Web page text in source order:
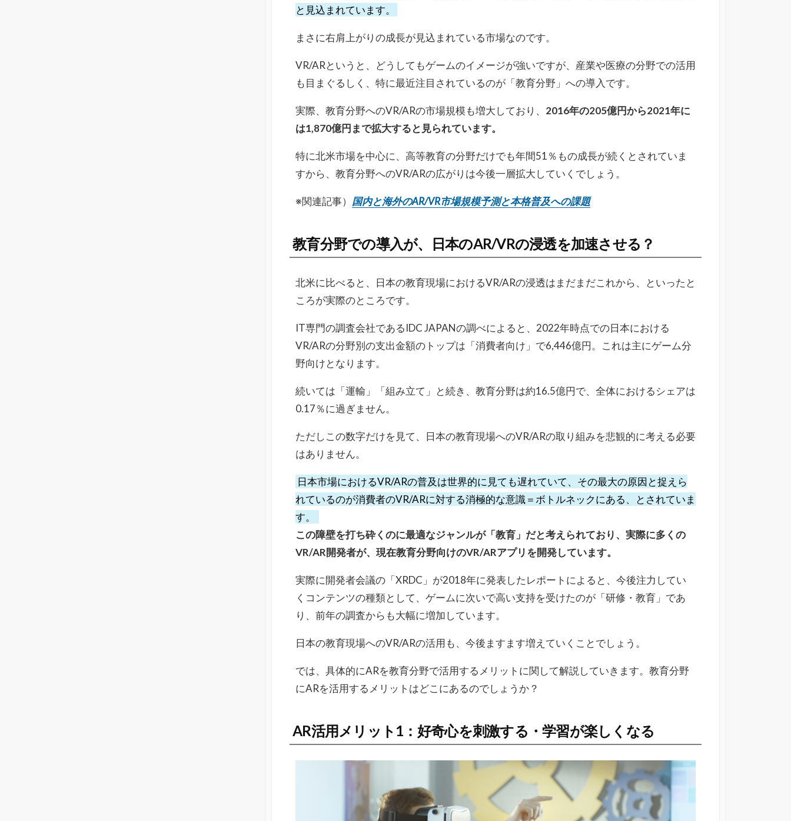
と見込まれています。
まさに右肩上がりの成長が見込まれている市場なのです。
VR/ARというと、どうしてもゲームのイメージが強いですが、産業や医療の分野での活用
も目まぐるしく、特に最近注目されているのが「教育分野」への導入です。
実際、教育分野へのVR/ARの市場規模も増大しており、 2016年の205億円から2021年に
は1,870億円まで拡大すると見られています。
特に北米市場を中心に、高等教育の分野だけでも年間51％もの成長が続くとされていま
すから、教育分野へのVR/ARの広がりは今後一層拡大していくでしょう。
※関連記事） 国内と海外のAR/VR市場規模予測と本格普及への課題
教育分野での導入が、日本のAR/VRの浸透を加速させる？
北米に比べると、日本の教育現場におけるVR/ARの浸透はまだまだこれから、といったと
ころが実際のところです。
IT専門の調査会社であるIDC JAPANの調べによると、2022年時点での日本における
VR/ARの分野別の支出金額のトップは「消費者向け」で6,446億円。これは主にゲーム分
野向けとなります。
続いては「運輸」「組み立て」と続き、教育分野は約16.5億円で、全体におけるシェアは
0.17％に過ぎません。
ただしこの数字だけを見て、日本の教育現場へのVR/ARの取り組みを悲観的に考える必要
はありません。
日本市場におけるVR/ARの普及は世界的に見ても遅れていて、その最大の原因と捉えら
れているのが消費者のVR/ARに対する消極的な意識＝ボトルネックにある、とされていま
す。
この障壁を打ち砕くのに最適なジャンルが「教育」だと考えられており、実際に多くの
VR/AR開発者が、現在教育分野向けのVR/ARアプリを開発しています。
実際に開発者会議の「XRDC」が2018年に発表したレポートによると、今後注力してい
くコンテンツの種類として、ゲームに次いで高い支持を受けたのが「研修・教育」であ
り、前年の調査からも大幅に増加しています。
日本の教育現場へのVR/ARの活用も、今後ますます増えていくことでしょう。
では、具体的にARを教育分野で活用するメリットに関して解説していきます。 教育分野
にARを活用するメリットはどこにあるのでしょうか？
AR活用メリット1：好奇心を刺激する・学習が楽しくなる